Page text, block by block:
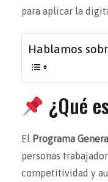
para aplicar la
Hablamos
¿Qué
El Programa
personas
competitividad y